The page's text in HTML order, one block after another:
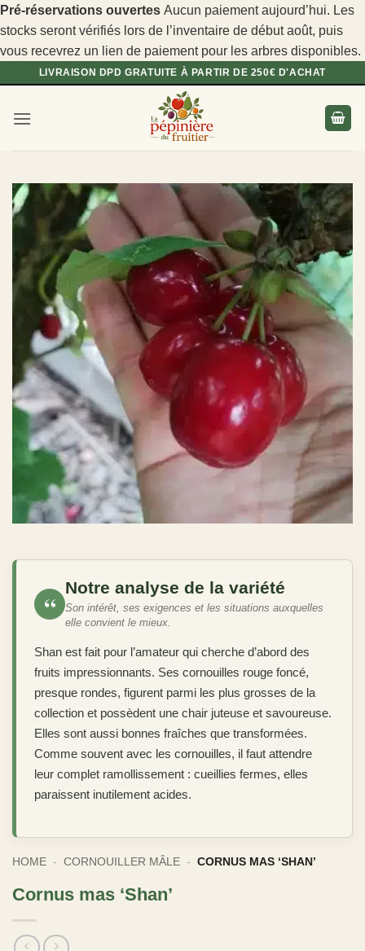
Pré-réservations ouvertes Aucun paiement aujourd’hui. Les
stocks seront vérifiés lors de l’inventaire de début août, puis
vous recevrez un lien de paiement pour les arbres disponibles.
Passer
contenu
LIVRAISON DPD GRATUITE À PARTIR DE 250€ D'ACHAT
“
Notre analyse de la variété
Son intérêt, ses exigences et les situations auxquelles
elle convient le mieux.
Shan est fait pour l’amateur qui cherche d’abord des
fruits impressionnants. Ses cornouilles rouge foncé,
presque rondes, figurent parmi les plus grosses de la
collection et possèdent une chair juteuse et savoureuse.
Elles sont aussi bonnes fraîches que transformées.
Comme souvent avec les cornouilles, il faut attendre
leur complet ramollissement : cueillies fermes, elles
paraissent inutilement acides.
HOME - CORNOUILLER MÂLE - CORNUS MAS ‘SHAN’
Cornus mas ‘Shan’